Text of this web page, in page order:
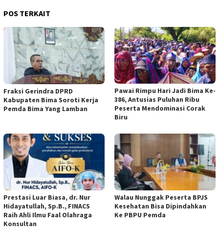
POS TERKAIT
Fraksi Gerindra DPRD
Kabupaten Bima Soroti Kerja
Pemda Bima Yang Lamban
Pawai Rimpu Hari Jadi Bima Ke-
386, Antusias Puluhan Ribu
Peserta Mendominasi Corak
Biru
Prestasi Luar Biasa, dr. Nur
Hidayatullah, Sp.B., FINACS
Raih Ahli Ilmu Faal Olahraga
Konsultan
Walau Nunggak Peserta BPJS
Kesehatan Bisa Dipindahkan
Ke PBPU Pemda